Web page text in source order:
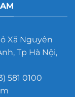
Xã Nguyên
Tp Hà Nội,
0100